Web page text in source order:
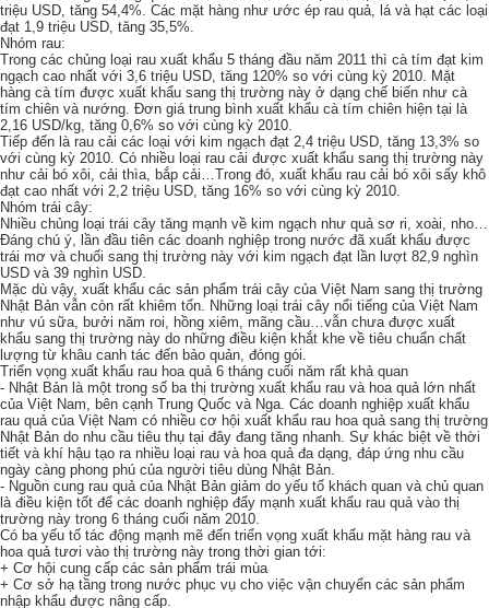
triệu USD, tăng 54,4%. Các mặt hàng như ước ép rau quả, lá và hạt các loại
đạt 1,9 triệu USD, tăng 35,5%.
Nhóm rau:
Trong các chủng loại rau xuất khẩu 5 tháng đầu năm 2011 thì cà tím đạt kim
ngạch cao nhất với 3,6 triệu USD, tăng 120% so với cùng kỳ 2010. Mặt
hàng cà tím được xuất khẩu sang thị trường này ở dạng chế biến như cà
tím chiên và nướng. Đơn giá trung bình xuất khẩu cà tím chiên hiện tại là
2,16 USD/kg, tăng 0,6% so với cùng kỳ 2010.
Tiếp đến là rau cải các loại với kim ngạch đạt 2,4 triệu USD, tăng 13,3% so
với cùng kỳ 2010. Có nhiều loại rau cải được xuất khẩu sang thị trường này
như cải bó xôi, cải thìa, bắp cải…Trong đó, xuất khẩu rau cải bó xôi sấy khô
đạt cao nhất với 2,2 triệu USD, tăng 16% so với cùng kỳ 2010.
Nhóm trái cây:
Nhiều chủng loại trái cây tăng mạnh về kim ngạch như quả sơ ri, xoài, nho…
Đáng chú ý, lần đầu tiên các doanh nghiệp trong nước đã xuất khẩu được
trái mơ và chuối sang thị trường này với kim ngạch đạt lần lượt 82,9 nghìn
USD và 39 nghìn USD.
Mặc dù vậy, xuất khẩu các sản phẩm trái cây của Việt Nam sang thị trường
Nhật Bản vẫn còn rất khiêm tốn. Những loại trái cây nổi tiếng của Việt Nam
như vú sữa, bưởi năm roi, hồng xiêm, mãng cầu…vẫn chưa được xuất
khẩu sang thị trường này do những điều kiện khắt khe về tiêu chuẩn chất
lượng từ khâu canh tác đến bảo quản, đóng gói.
Triển vọng xuất khẩu rau hoa quả 6 tháng cuối năm rất khả quan
- Nhật Bản là một trong số ba thị trường xuất khẩu rau và hoa quả lớn nhất
của Việt Nam, bên cạnh Trung Quốc và Nga. Các doanh nghiệp xuất khẩu
rau quả của Việt Nam có nhiều cơ hội xuất khẩu rau hoa quả sang thị trường
Nhật Bản do nhu cầu tiêu thụ tại đây đang tăng nhanh. Sự khác biệt về thời
tiết và khí hậu tạo ra nhiều loại rau và hoa quả đa dạng, đáp ứng nhu cầu
ngày càng phong phú của người tiêu dùng Nhật Bản.
- Nguồn cung rau quả của Nhật Bản giảm do yếu tố khách quan và chủ quan
là điều kiện tốt để các doanh nghiệp đẩy mạnh xuất khẩu rau quả vào thị
trường này trong 6 tháng cuối năm 2010.
Có ba yếu tố tác động mạnh mẽ đến triển vọng xuất khẩu mặt hàng rau và
hoa quả tươi vào thị trường này trong thời gian tới:
+ Cơ hội cung cấp các sản phẩm trái mùa
+ Cơ sở hạ tầng trong nước phục vụ cho việc vận chuyển các sản phẩm
nhập khẩu được nâng cấp.